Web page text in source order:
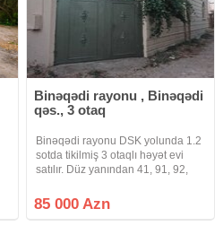
Binəqədi rayonu , Binəqədi
qəs., 3 otaq
Binəqədi rayonu DSK yolunda 1.2
sotda tikilmiş 3 otaqlı həyət evi
satılır. Düz yanından 41, 91, 92,
zal, 2 yataq otağı, h/t və mətbəx
(90 kv ev, 30 kv həyət) ibarətdir.
85 000 Azn